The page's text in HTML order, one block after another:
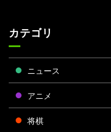
カテゴリ
ニュース
アニメ
将棋